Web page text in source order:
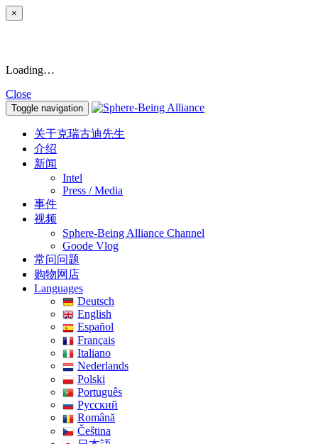
×
Loading…
Close
Toggle navigation
关于克瑞古迪先生
介绍
新闻
Intel
Press / Media
事件
视频
Sphere-Being Alliance Channel
Goode Vlog
常问问题
购物网店
Languages
Deutsch
English
Español
Français
Italiano
Nederlands
Polski
Português
Pусский
Română
Čeština